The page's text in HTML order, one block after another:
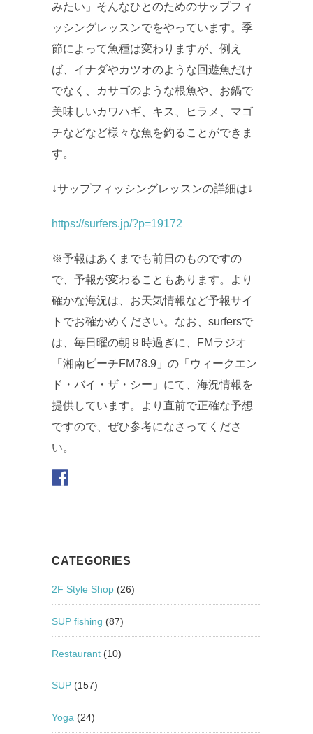
みたい」そんなひとのためのサップフィ
ッシングレッスンでをやっています。季
節によって魚種は変わりますが、例え
ば、イナダやカツオのような回遊魚だけ
でなく、カサゴのような根魚や、お鍋で
美味しいカワハギ、キス、ヒラメ、マゴ
チなどなど様々な魚を釣ることができま
す。
↓サップフィッシングレッスンの詳細は↓
https://surfers.jp/?p=19172
※予報はあくまでも前日のものですの
で、予報が変わることもあります。より
確かな海況は、お天気情報など予報サイ
トでお確かめください。なお、surfersで
は、毎日曜の朝９時過ぎに、FMラジオ
「湘南ビーチFM78.9」の「ウィークエン
ド・バイ・ザ・シー」にて、海況情報を
提供しています。より直前で正確な予想
ですので、ぜひ参考になさってくださ
い。
CATEGORIES
2F Style Shop (26)
SUP fishing (87)
Restaurant (10)
SUP (157)
Yoga (24)